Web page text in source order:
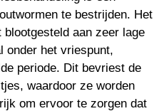
te bestrijden. Het
aan zeer lage
onder het vriespunt,
periode. Dit bevriest de
waardoor ze worden
om ervoor te zorgen dat